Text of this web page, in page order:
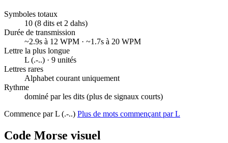
Symboles totaux
10 (8 dits et 2 dahs)
Durée de transmission
~2.9s à 12 WPM · ~1.7s à 20 WPM
Lettre la plus longue
L (.-..) · 9 unités
Lettres rares
Alphabet courant uniquement
Rythme
dominé par les dits (plus de signaux courts)
Commence par L (.-..) Plus de mots commençant par L
Code Morse visuel